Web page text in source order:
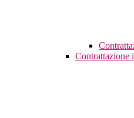
Contrattazione